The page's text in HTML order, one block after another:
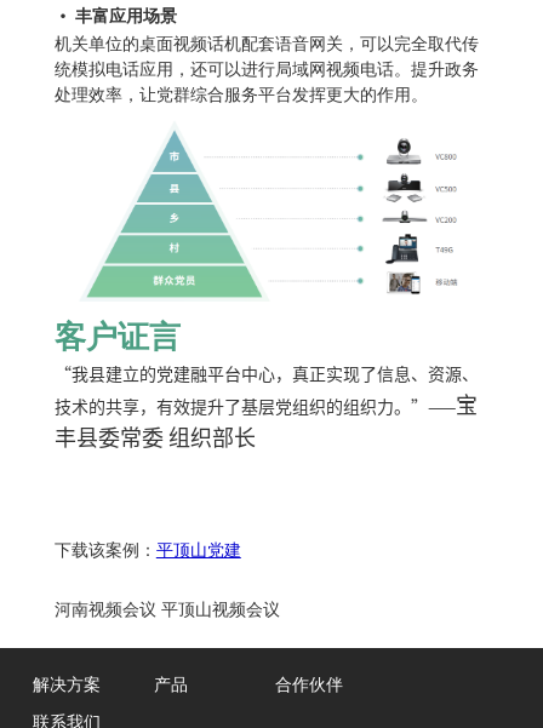
• 丰富应用场景
机关单位的桌面视频话机配套语音网关，可以完全取代传
统模拟电话应用，还可以进行局域网视频电话。提升政务
处理效率，让党群综合服务平台发挥更大的作用。
客户证言
“我县建立的党建融平台中心，真正实现了信息、资源、
技术的共享，有效提升了基层党组织的组织力。”——宝
丰县委常委 组织部长
下载该案例： 平顶山党建
河南视频会议 平顶山视频会议
解决方案 产品
合作伙伴
联系我们